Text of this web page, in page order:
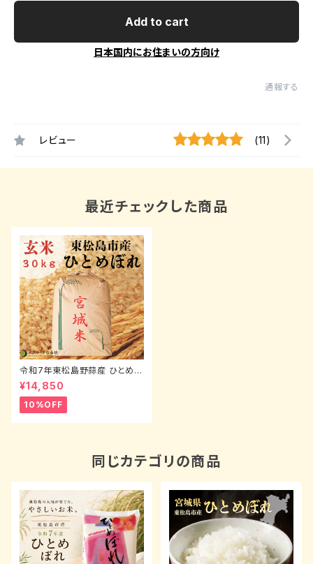
Add to cart
日本国内にお住まいの方向け
通報する
レビュー (11)
最近チェックした商品
令和7年東松島野蒜産 ひとめぼ
れ（玄米）30kg
¥14,850
10%OFF
同じカテゴリの商品